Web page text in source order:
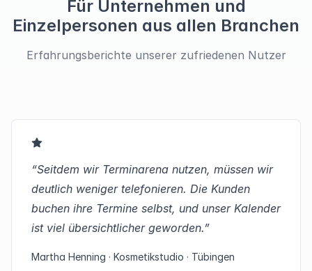
Für Unternehmen und
Einzelpersonen aus allen Branchen
Erfahrungsberichte unserer zufriedenen Nutzer
“Seitdem wir Terminarena nutzen, müssen wir
deutlich weniger telefonieren. Die Kunden
buchen ihre Termine selbst, und unser Kalender
ist viel übersichtlicher geworden.”
Martha Henning · Kosmetikstudio · Tübingen